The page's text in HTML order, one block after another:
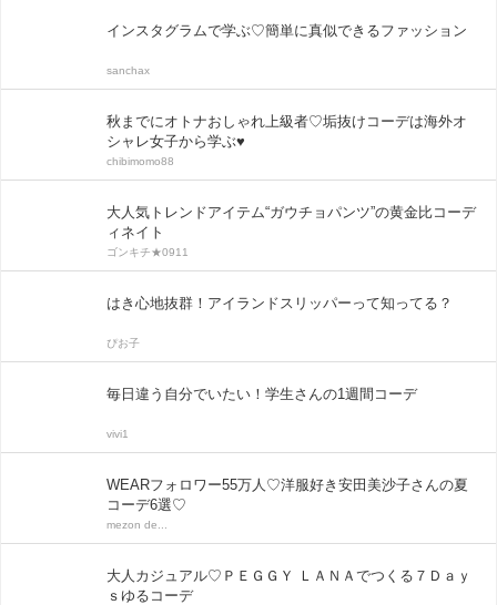
インスタグラムで学ぶ♡簡単に真似できるファッション
sanchax
秋までにオトナおしゃれ上級者♡垢抜けコーデは海外オ
シャレ女子から学ぶ♥
chibimomo88
大人気トレンドアイテム“ガウチョパンツ”の黄金比コーデ
ィネイト
ゴンキチ★0911
はき心地抜群！アイランドスリッパーって知ってる？
ぴお子
毎日違う自分でいたい！学生さんの1週間コーデ
vivi1
WEARフォロワー55万人♡洋服好き安田美沙子さんの夏
コーデ6選♡
mezon de...
大人カジュアル♡ＰＥＧＧＹ ＬＡＮＡでつくる７Ｄａｙ
ｓゆるコーデ